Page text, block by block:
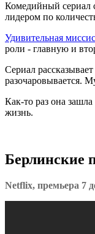
Комедийный сериал
лидером по
Удивительная
роли - главную и
Сериал
разочаровывается.
Как-то раз она
жизнь.
Берлинские
Netflix, премьера 7